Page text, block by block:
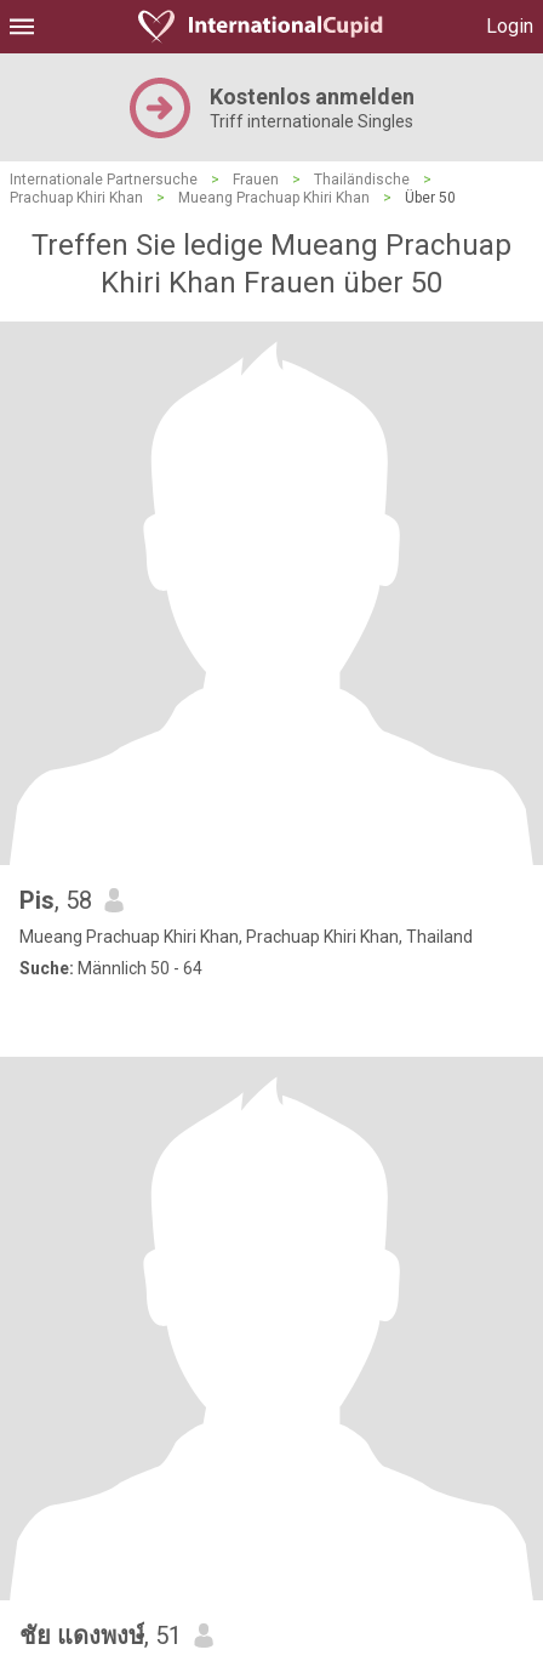
Login
Kostenlos anmelden
Triff internationale Singles
Internationale Partnersuche > Frauen > Thailändische
>
Prachuap Khiri Khan
> Mueang Prachuap Khiri Khan > Über 50
Treffen Sie ledige Mueang Prachuap
Khiri Khan Frauen über 50
Pis, 58
Mueang Prachuap Khiri Khan, Prachuap Khiri Khan, Thailand
Suche: Männlich 50 - 64
ชัย แดงพงษ์, 51